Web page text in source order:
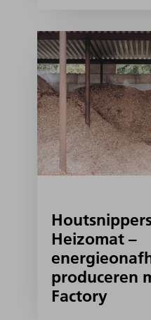
Heizomat –
produceren
Factory